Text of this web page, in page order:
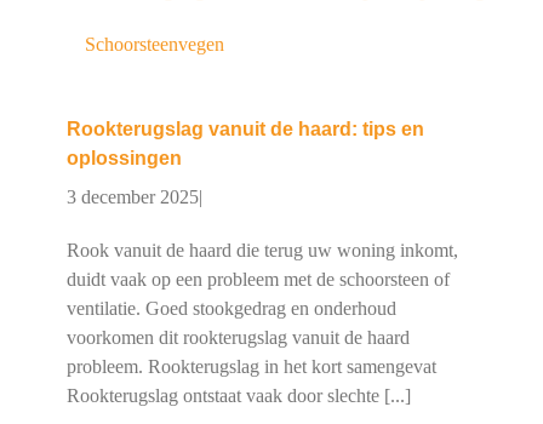
Schoorsteenvegen
Rookterugslag vanuit de haard: tips en
oplossingen
3 december 2025|
Rook vanuit de haard die terug uw woning inkomt,
duidt vaak op een probleem met de schoorsteen of
ventilatie. Goed stookgedrag en onderhoud
voorkomen dit rookterugslag vanuit de haard
probleem. Rookterugslag in het kort samengevat
Rookterugslag ontstaat vaak door slechte [...]